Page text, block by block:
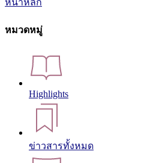
หมวดหมู่
Highlights
ข่าวสารทั้งหมด